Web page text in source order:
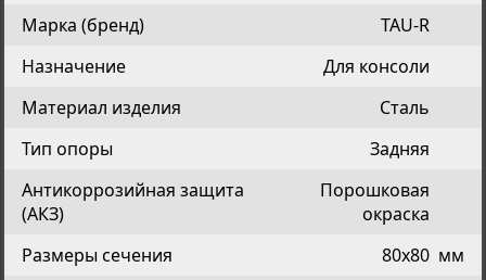
Марка (бренд)
TAU-R
Назначение
Для консоли
Материал изделия
Сталь
Тип опоры
Задняя
Антикоррозийная защита
(АКЗ)
Порошковая
окраска
Размеры сечения
80х80 мм